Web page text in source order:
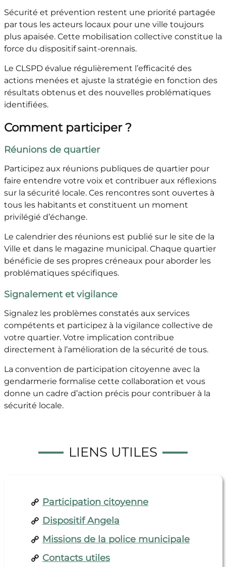
Sécurité et prévention restent une priorité partagée
par tous les acteurs locaux pour une ville toujours
plus apaisée. Cette mobilisation collective constitue la
force du dispositif saint-orennais.
Le CLSPD évalue régulièrement l’efficacité des
actions menées et ajuste la stratégie en fonction des
résultats obtenus et des nouvelles problématiques
identifiées.
Comment participer ?
Réunions de quartier
Participez aux réunions publiques de quartier pour
faire entendre votre voix et contribuer aux réflexions
sur la sécurité locale. Ces rencontres sont ouvertes à
tous les habitants et constituent un moment
privilégié d’échange.
Le calendrier des réunions est publié sur le site de la
Ville et dans le magazine municipal. Chaque quartier
bénéficie de ses propres créneaux pour aborder les
problématiques spécifiques.
Signalement et vigilance
Signalez les problèmes constatés aux services
compétents et participez à la vigilance collective de
votre quartier. Votre implication contribue
directement à l’amélioration de la sécurité de tous.
La convention de participation citoyenne avec la
gendarmerie formalise cette collaboration et vous
donne un cadre d’action précis pour contribuer à la
sécurité locale.
LIENS UTILES
Participation citoyenne
Dispositif Angela
Missions de la police municipale
Contacts utiles